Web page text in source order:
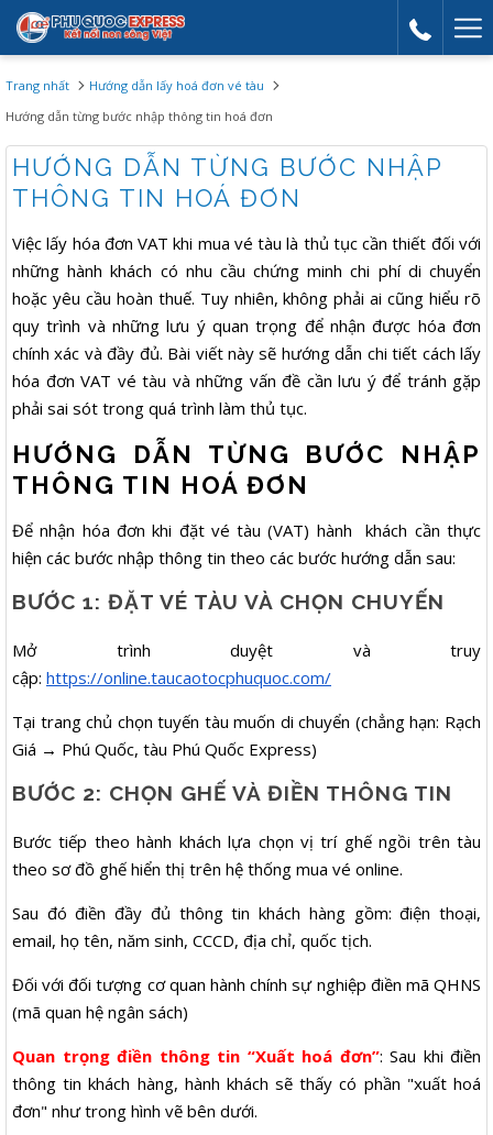
Trang nhất
Hướng dẫn lấy hoá đơn vé tàu
Hướng dẫn từng bước nhập thông tin hoá đơn
HƯỚNG DẪN TỪNG BƯỚC NHẬP
THÔNG TIN HOÁ ĐƠN
Việc lấy hóa đơn VAT khi mua vé tàu là thủ tục cần thiết đối với
những hành khách có nhu cầu chứng minh chi phí di chuyển
hoặc yêu cầu hoàn thuế. Tuy nhiên, không phải ai cũng hiểu rõ
quy trình và những lưu ý quan trọng để nhận được hóa đơn
chính xác và đầy đủ. Bài viết này sẽ hướng dẫn chi tiết cách lấy
hóa đơn VAT vé tàu và những vấn đề cần lưu ý để tránh gặp
phải sai sót trong quá trình làm thủ tục.
HƯỚNG DẪN TỪNG BƯỚC NHẬP
THÔNG TIN HOÁ ĐƠN
Để nhận hóa đơn khi đặt vé tàu (VAT) hành khách cần thực
hiện các bước nhập thông tin theo các bước hướng dẫn sau:
BƯỚC 1: ĐẶT VÉ TÀU VÀ CHỌN CHUYẾN
Mở trình duyệt và truy
cập: https://online.taucaotocphuquoc.com/
Tại trang chủ chọn tuyến tàu muốn di chuyển (chẳng hạn: Rạch
Giá → Phú Quốc, tàu Phú Quốc Express)
BƯỚC 2: CHỌN GHẾ VÀ ĐIỀN THÔNG TIN
Bước tiếp theo hành khách lựa chọn vị trí ghế ngồi trên tàu
theo sơ đồ ghế hiển thị trên hệ thống mua vé online.
Sau đó điền đầy đủ thông tin khách hàng gồm: điện thoại,
email, họ tên, năm sinh, CCCD, địa chỉ, quốc tịch.
Đối với đối tượng cơ quan hành chính sự nghiệp điền mã QHNS
(mã quan hệ ngân sách)
Quan trọng điền thông tin “Xuất hoá đơn”: Sau khi điền
thông tin khách hàng, hành khách sẽ thấy có phần "xuất hoá
đơn" như trong hình vẽ bên dưới.